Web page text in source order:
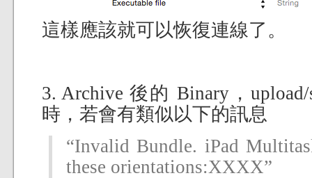
這樣應該就可以恢復連線了。
3. Archive 後的 Binary，
時，若會有類似以下的訊息
“Invalid Bundle. iPad
these orientations:XXXX”